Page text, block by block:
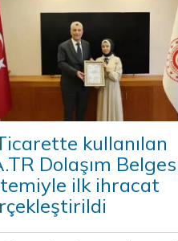
kullanılan
Dolaşım
ilk ihracat